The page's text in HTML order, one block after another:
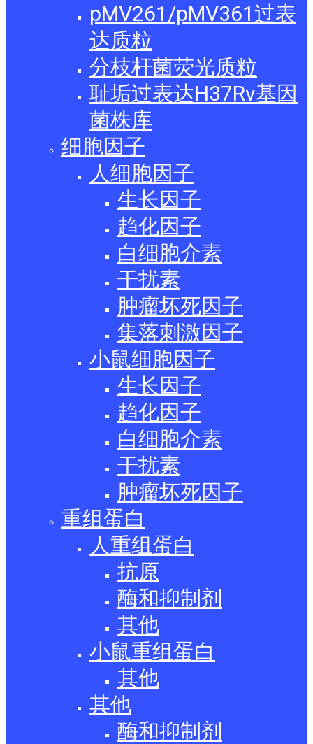
pMV261/pMV361过表
达质粒
分枝杆菌荧光质粒
耻垢过表达H37Rv基因
菌株库
细胞因子
人细胞因子
生长因子
趋化因子
白细胞介素
干扰素
肿瘤坏死因子
集落刺激因子
小鼠细胞因子
生长因子
趋化因子
白细胞介素
干扰素
肿瘤坏死因子
重组蛋白
人重组蛋白
抗原
酶和抑制剂
其他
小鼠重组蛋白
其他
其他
酶和抑制剂